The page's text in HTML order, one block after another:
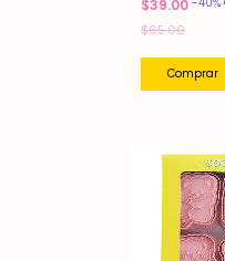
$39.00
$65.00